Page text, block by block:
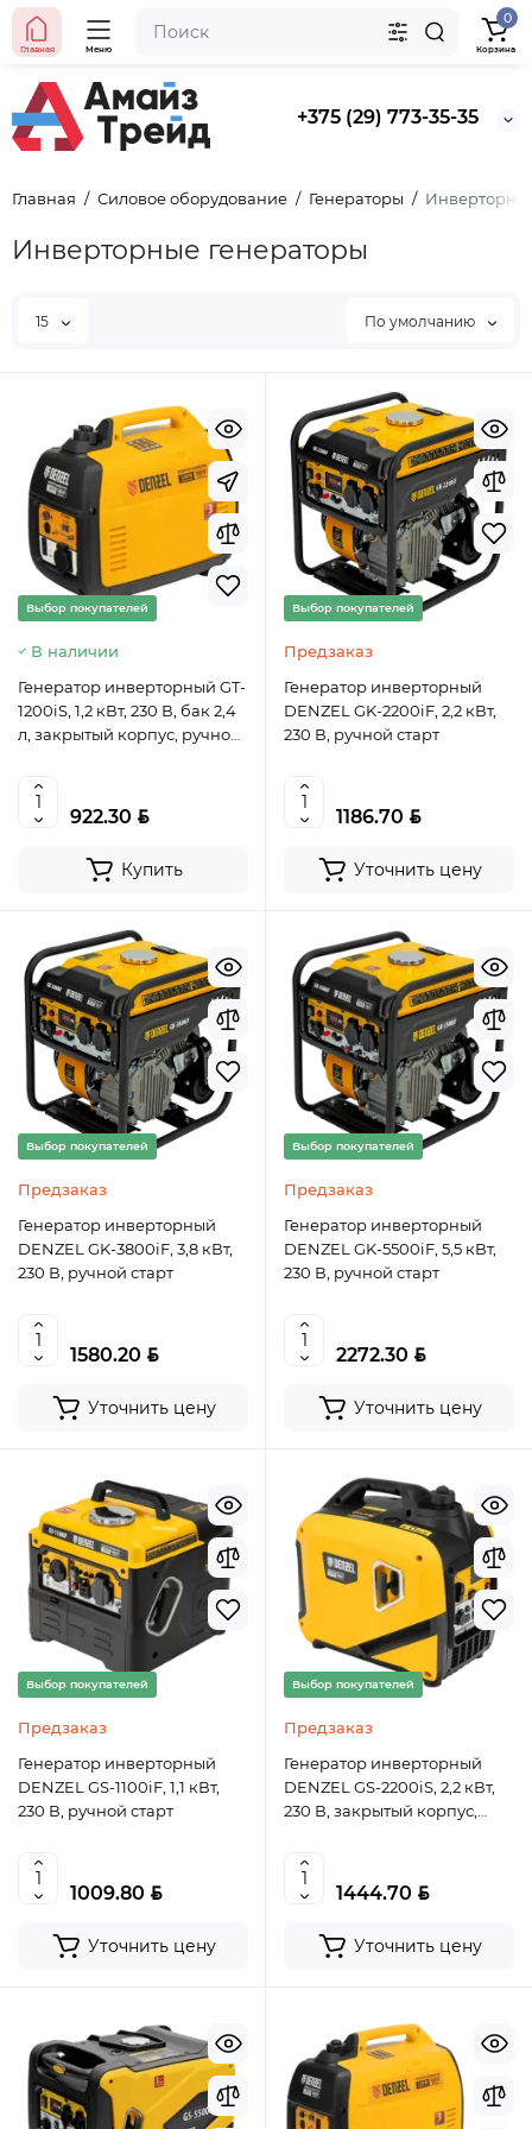
+375 (29) 773-35-35
Главная Меню
0
Корзина
Главная Силовое оборудование Генераторы
Инверторные генераторы
15 По умолчанию
Выбор покупателей
В наличии
Генератор инверторный GT-
1200iS, 1,2 кВт, 230 В, бак 2,4
л, закрытый корпус, ручной
922.30 BYN
Купить
Выбор покупателей
Предзаказ
Генератор инверторный
DENZEL GK-2200iF, 2,2 кВт,
230 В, ручной старт
1186.70 BYN
Уточнить цену
Выбор покупателей
Предзаказ
Генератор инверторный
DENZEL GK-3800iF, 3,8 кВт,
230 В, ручной старт
1580.20 BYN
Уточнить цену
Выбор покупателей
Предзаказ
Генератор инверторный
DENZEL GK-5500iF, 5,5 кВт,
230 В, ручной старт
2272.30 BYN
Уточнить цену
Выбор покупателей
Предзаказ
Генератор инверторный
DENZEL GS-1100iF, 1,1 кВт,
230 В, ручной старт
1009.80 BYN
Уточнить цену
Выбор покупателей
Предзаказ
Генератор инверторный
DENZEL GS-2200iS, 2,2 кВт,
230 В, закрытый корпус,
1444.70 BYN
Уточнить цену